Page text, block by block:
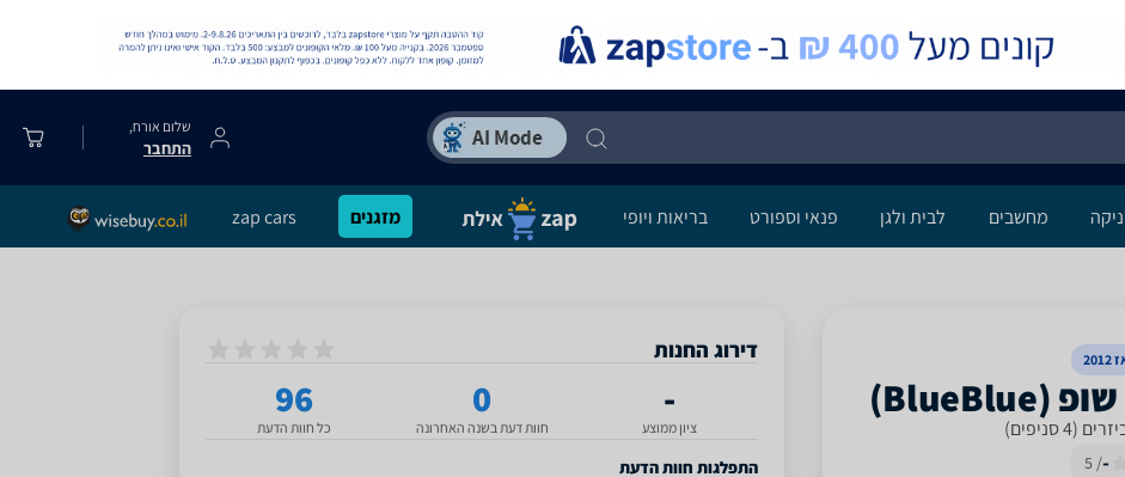
שלום אורח,
התחבר
מחשבים לבית ולגן פנאי וספורט בריאות ויופי מזגנים zap cars
סניפים)
-
/ 5
דירוג החנות
-
ציון ממוצע
0
חוות דעת בשנה האחרונה
96
כל חוות הדעת
התפלגות חוות הדעת